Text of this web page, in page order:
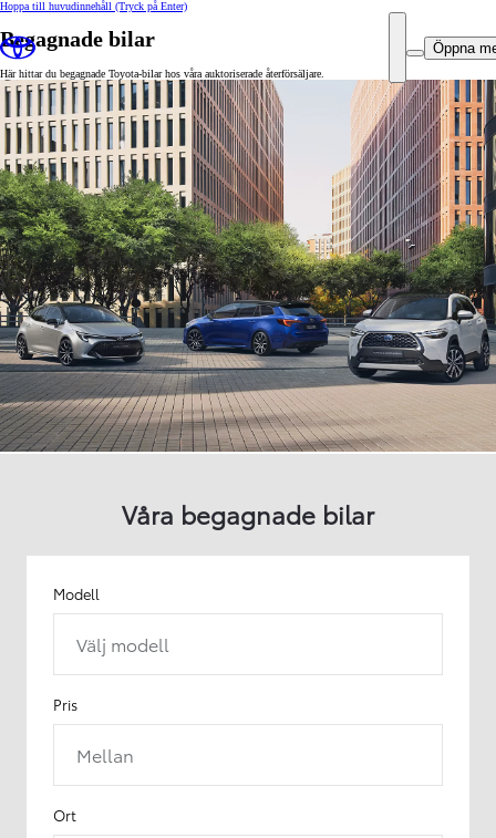
Hoppa till huvudinnehåll (Tryck på Enter)
Öppna
Begagnade bilar
Här hittar du begagnade Toyota-bilar hos våra auktoriserade återförsäljare.
Våra begagnade bilar
Modell
Välj modell
Pris
Mellan
Ort